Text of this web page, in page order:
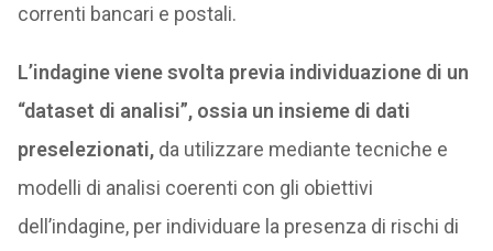
correnti bancari e postali.
L’indagine viene svolta previa individuazione di un
“dataset di analisi”, ossia un insieme di dati
preselezionati,da utilizzare mediante tecniche e
modelli di analisi coerenti con gli obiettivi
dell’indagine, per individuare la presenza di rischi di